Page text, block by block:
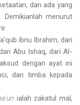
dan ada yang
Demikianlah menurut
ibnu Ibrahim, dari
Abu Ishaq, dari Al-
dengan ayat ini
dan timba kepada
ialah zakatul mal,